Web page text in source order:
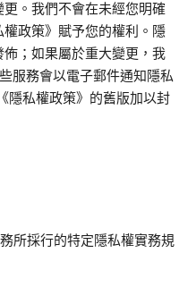
。我們不會在未經您明確
政策》賦予您的權利。隱
；如果屬於重大變更，我
服務會以電子郵件通知隱私
隱私權政策》的舊版加以封
所採行的特定隱私權實務規